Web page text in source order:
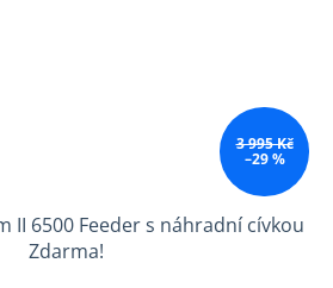
3 995 Kč
–29 %
II 6500 Feeder s náhradní cívkou
Zdarma!